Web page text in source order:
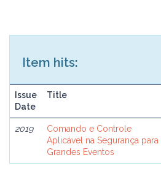
Item hits:
Issue
Date
Title
2019
Comando e Controle
Aplicável na Segurança para
Grandes Eventos